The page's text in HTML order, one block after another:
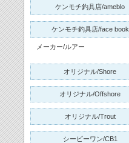
ケンモチ釣具店/ameblo
ケンモチ釣具店/face book
メーカー/ルアー
オリジナル/Shore
オリジナル/Offshore
オリジナル/Trout
シービーワン/CB1